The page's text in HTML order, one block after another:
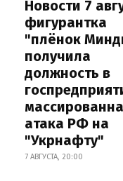
Новости 7
фигурантка
"плёнок
получила
должность в
атака РФ на
"Укрнафту"
7 АВГУСТА, 20:00